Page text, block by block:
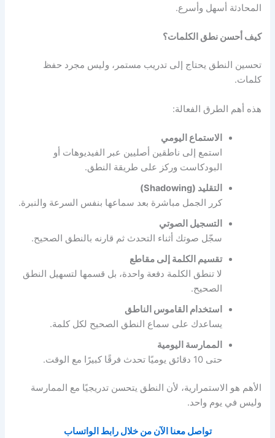
المحادثة أسهل وأسرع.
كيف أحسن نطق الكلمات؟
تحسين النطق يحتاج إلى تدريب مستمر، وليس مجرد حفظ
كلمات.
هذه أهم الطرق الفعالة:
الاستماع اليومي
استمع إلى ناطقين أصليين عبر الفيديوهات أو
البودكاست وركز على طريقة النطق.
التقليد (Shadowing)
كرر الجمل مباشرة بعد سماعها بنفس السرعة والنبرة.
التسجيل الصوتي
سجّل صوتك أثناء التحدث ثم قارنه بالنطق الصحيح.
تقسيم الكلمة إلى مقاطع
لا تنطق الكلمة دفعة واحدة، بل قسمها لتسهيل النطق
الصحيح.
استخدام القاموس الناطق
يساعدك على سماع النطق الصحيح لكل كلمة.
الممارسة اليومية
حتى 10 دقائق يوميًا تحدث فرقًا كبيرًا مع الوقت.
الأهم هو الاستمرارية، لأن النطق يتحسن تدريجيًا مع الممارسة
وليس في يوم واحد.
تواصل معنا الآن من خلال رابط الواتساب